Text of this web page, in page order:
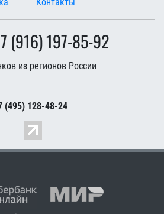
(916) 197-85-92
из регионов России
(495) 128-48-24